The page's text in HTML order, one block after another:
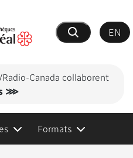
Recherche
EN
Canada collaborent
⋙
Formats